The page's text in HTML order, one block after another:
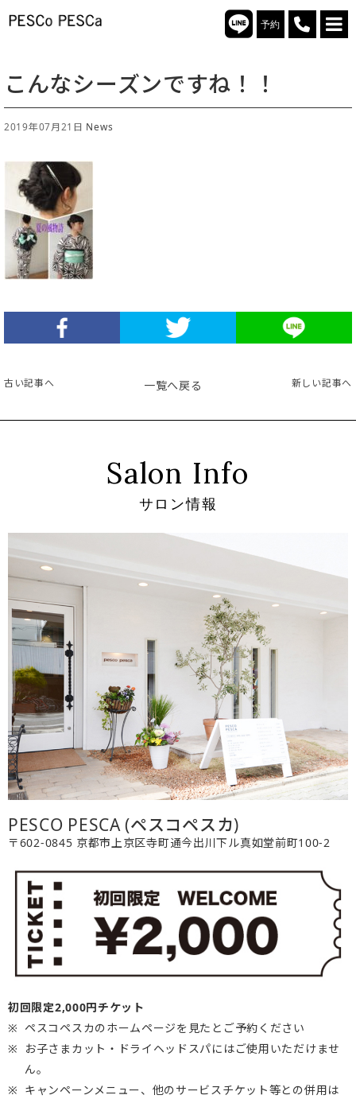
予約
こんなシーズンですね！！
2019年07月21日 News
古い記事へ 一覧へ戻る 新しい記事へ
Salon Info
サロン情報
PESCO PESCA (ペスコペスカ)
〒602-0845 京都市上京区寺町通今出川下ル真如堂前町100-2
初回限定2,000円チケット
ペスコペスカのホームページを見たとご予約ください
お子さまカット・ドライヘッドスパにはご使用いただけませ
ん。
キャンペーンメニュー、他のサービスチケット等との併用は